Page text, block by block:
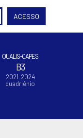
ACESSO
QUALIS-CAPES
B3
2021-2024
quadriênio